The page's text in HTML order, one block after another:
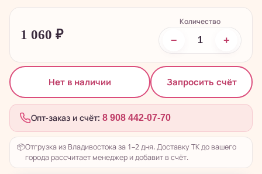
1 060 ₽
Количество
− +
Нет в наличии Запросить счёт
Опт-заказ и счёт: 8 908 442-07-70
📦Отгрузка из Владивостока за 1–2 дня. Доставку ТК до вашего
города рассчитает менеджер и добавит в счёт.